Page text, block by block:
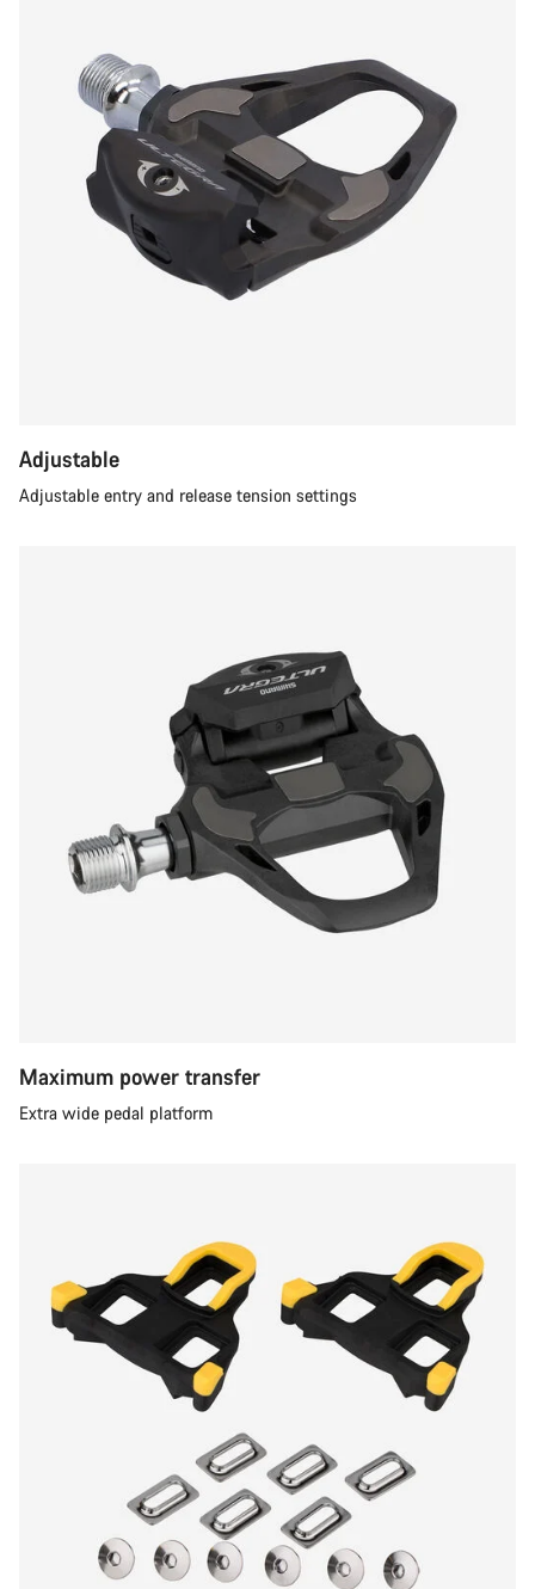
Adjustable
Adjustable entry and release tension settings
Maximum power transfer
Extra wide pedal platform